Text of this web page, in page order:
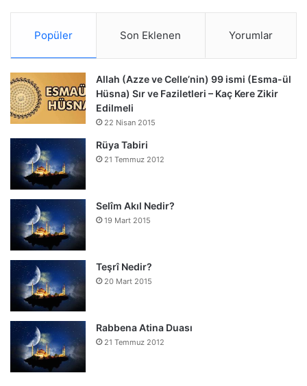
Popüler Son Eklenen Yorumlar
Allah (Azze ve Celle’nin) 99 ismi (Esma-ül
Hüsna) Sır ve Faziletleri – Kaç Kere Zikir
Edilmeli
22 Nisan 2015
Rüya Tabiri
21 Temmuz 2012
Selîm Akıl Nedir?
19 Mart 2015
Teşrî Nedir?
20 Mart 2015
Rabbena Atina Duası
21 Temmuz 2012